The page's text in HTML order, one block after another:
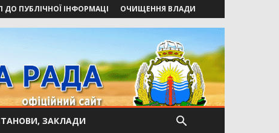
ДО ПУБЛІЧНОЇ ІНФОРМАЦІ ОЧИЩЕННЯ ВЛАДИ
ЗАКЛАДИ